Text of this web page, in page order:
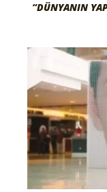
“DÜNYANIN